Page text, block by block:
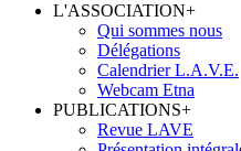
L'ASSOCIATION+
Qui sommes nous
Délégations
Calendrier L.A.V.E.
Webcam Etna
PUBLICATIONS+
Revue LAVE